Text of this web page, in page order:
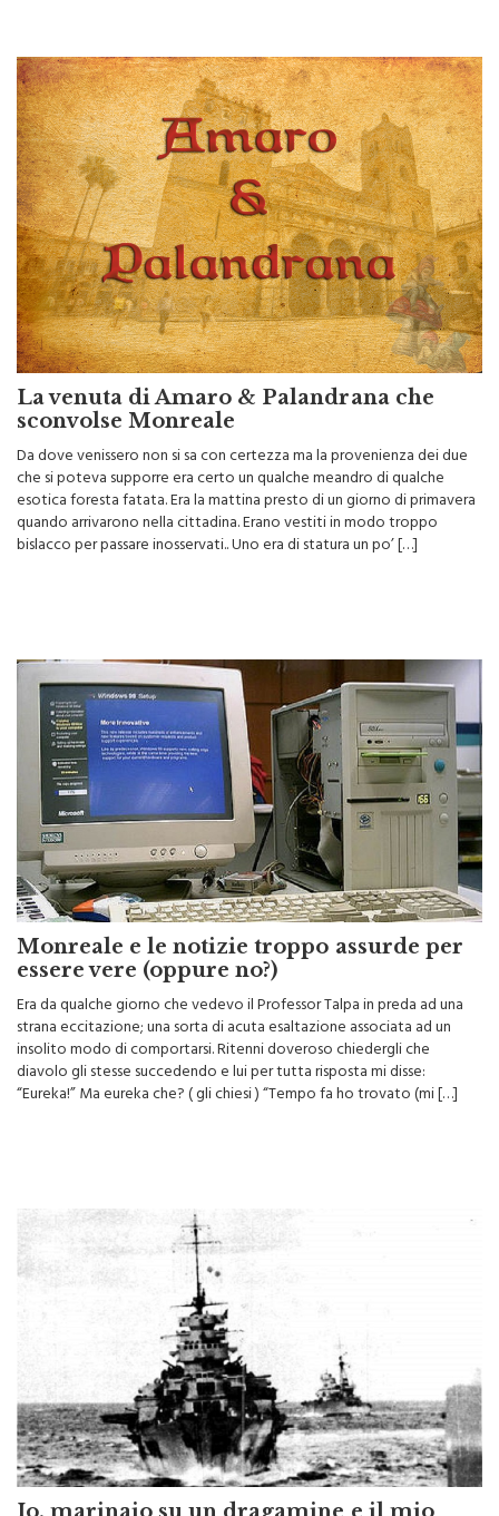
La venuta di Amaro & Palandrana che
sconvolse Monreale
Da dove venissero non si sa con certezza ma la provenienza dei due
che si poteva supporre era certo un qualche meandro di qualche
esotica foresta fatata. Era la mattina presto di un giorno di primavera
quando arrivarono nella cittadina. Erano vestiti in modo troppo
Monreale e le notizie troppo assurde per
essere vere (oppure no?)
Era da qualche giorno che vedevo il Professor Talpa in preda ad una
strana eccitazione; una sorta di acuta esaltazione associata ad un
insolito modo di comportarsi. Ritenni doveroso chiedergli che
diavolo gli stesse succedendo e lui per tutta risposta mi disse: